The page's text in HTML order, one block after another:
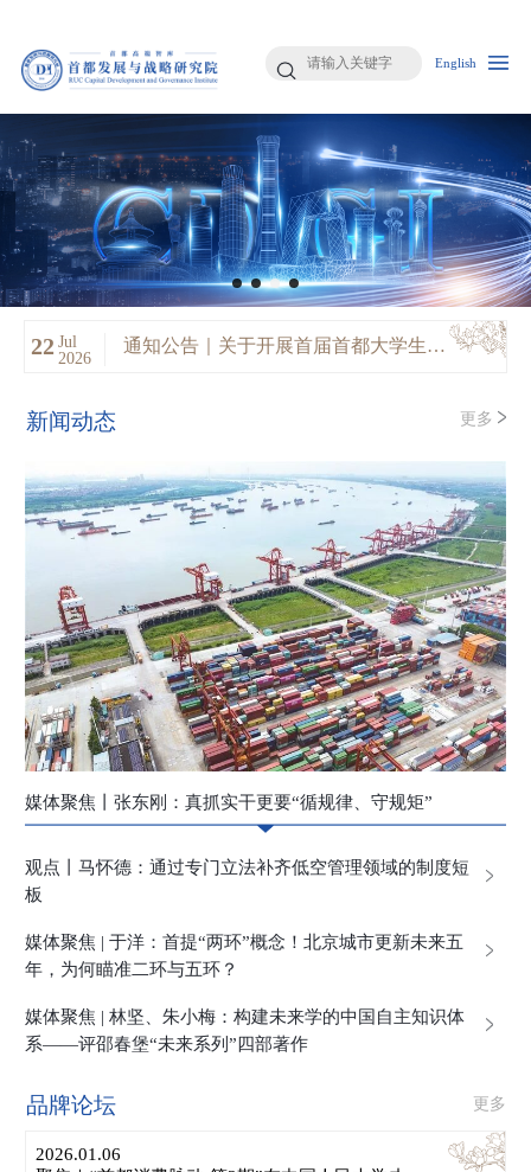
English
22 Jul
2026
通知公告｜关于开展首届首都大学生咨
新闻动态 更多
媒体聚焦丨张东刚：真抓实干更要“循规律、守规矩”
观点丨马怀德：通过专门立法补齐低空管理领域的制度短
板
媒体聚焦 | 于洋：首提“两环”概念！北京城市更新未来五
年，为何瞄准二环与五环？
媒体聚焦 | 林坚、朱小梅：构建未来学的中国自主知识体
系——评邵春堡“未来系列”四部著作
品牌论坛 更多
2026.01.06